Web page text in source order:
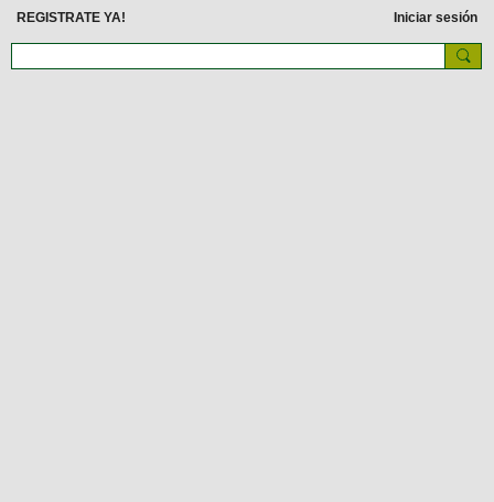
REGISTRATE YA! Iniciar sesión